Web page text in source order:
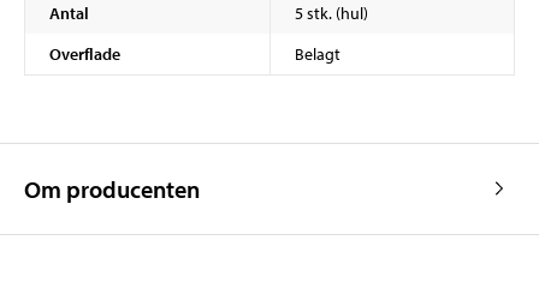
Antal
5 stk. (hul)
Overflade
Belagt
Om producenten